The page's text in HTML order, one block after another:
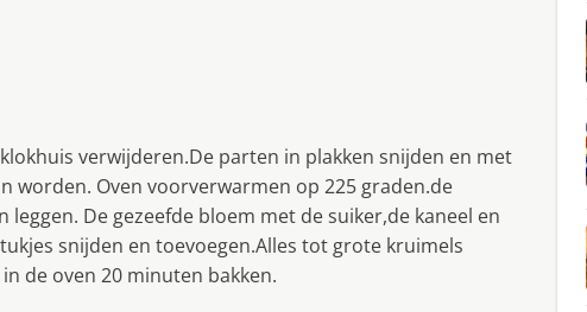
verwijderen.De parten in plakken snijden en met
worden. Oven voorverwarmen op 225 graden.de
De gezeefde bloem met de suiker,de kaneel en
snijden en toevoegen.Alles tot grote kruimels
de oven 20 minuten bakken.